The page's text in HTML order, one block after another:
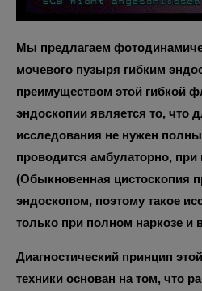
Мы предлагаем
мочевого пузыря гибким
преимуществом этой гибкой
эндоскопии является то, что
исследования не нужен
проводится амбулаторно, при
(Обыкновенная цистоскопия
эндоскопом, поэтому такое
только при полном наркозе и
Диагностический принцип
техники основан на том, что